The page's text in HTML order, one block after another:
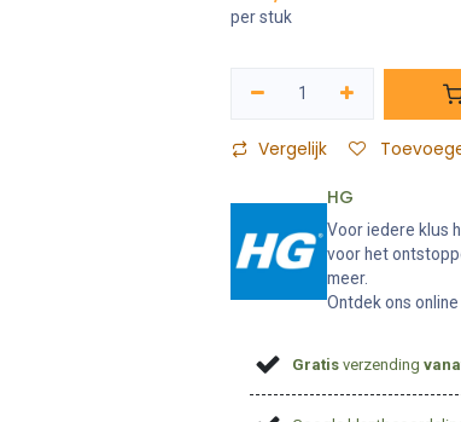
per stuk
Vergelijk
HG
Voor iedere klus
voor het
meer.
Ontdek ons
Gratis verzending